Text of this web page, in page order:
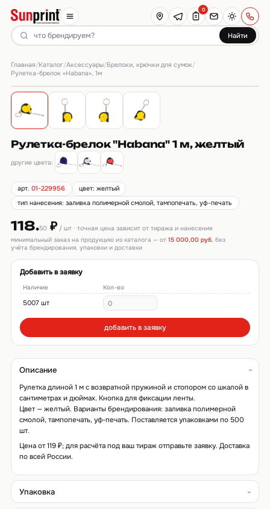
Найти
0
Главная/Каталог/Аксессуары/Брелоки, крючки для сумок/
Рулетка-брелок «Habana», 1м
Рулетка-брелок "Habana" 1 м, желтый
другие цвета:
арт.01-229956
цвет: желтый
тип нанесения: заливка полимерной смолой, тампопечать, уф-печать
118.50₽/ шт · точная цена зависит от тиража и нанесения
минимальный заказ на продукцию из каталога — от 15 000,00 руб. без
учёта брендирования, упаковки и доставки
Добавить в заявку
Наличие Кол-во
5007 шт
добавить в заявку
Описание
Рулетка длиной 1 м с возвратной пружиной и стопором со шкалой в
сантиметрах и дюймах. Кнопка для фиксации ленты.
Цвет — желтый. Варианты брендирования: заливка полимерной
смолой, тампопечать, уф-печать. Поставляется упаковками по 500
шт.
Цена от 119 ₽; для расчёта под ваш тираж отправьте заявку. Доставка
по всей России.
Упаковка